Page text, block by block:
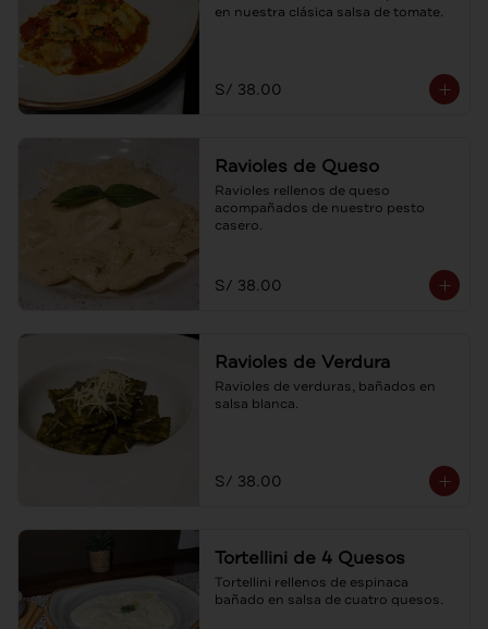
en nuestra clásica salsa de tomate.
S/ 38.00
Ravioles de Queso
Ravioles rellenos de queso
acompañados de nuestro pesto
casero.
S/ 38.00
Ravioles de Verdura
Ravioles de verduras, bañados en
salsa blanca.
S/ 38.00
Tortellini de 4 Quesos
Tortellini rellenos de espinaca
bañado en salsa de cuatro quesos.